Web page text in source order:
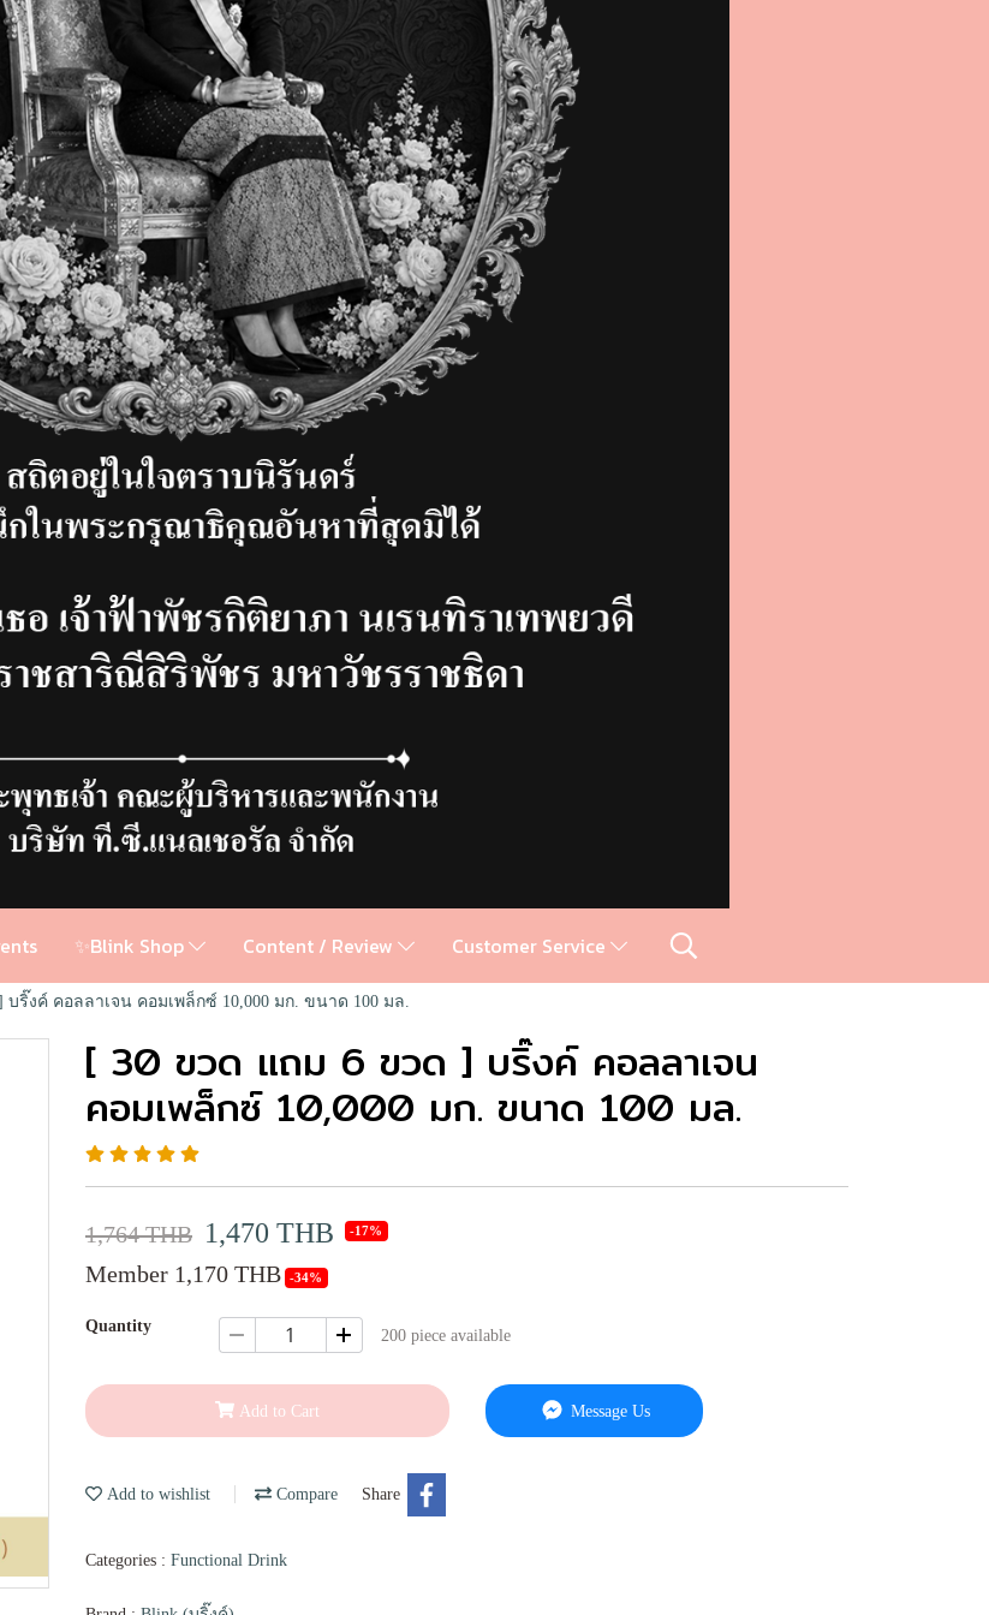
✨Blink Shop Content / Review Customer Service
ริ๊งค์ คอลลาเจน คอมเพล็กซ์ 10,000 มก. ขนาด 100 มล.
[ 30 ขวด แถม 6 ขวด ] บริ๊งค์ คอลลาเจน
คอมเพล็กซ์ 10,000 มก. ขนาด 100 มล.
1,764 THB 1,470 THB -17%
Member 1,170 THB -34%
Quantity
200 piece available
Add to Cart Message Us
Add to wishlist Compare Share
Categories : Functional Drink